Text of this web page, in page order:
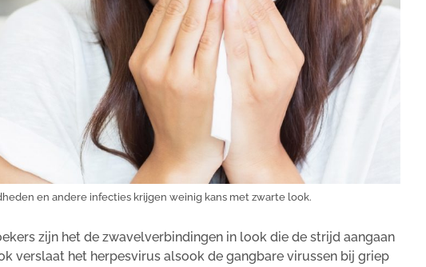
en andere infecties krijgen weinig kans met zwarte look.
zijn het de zwavelverbindingen in look die de strijd aangaan
verslaat het herpesvirus alsook de gangbare virussen bij griep